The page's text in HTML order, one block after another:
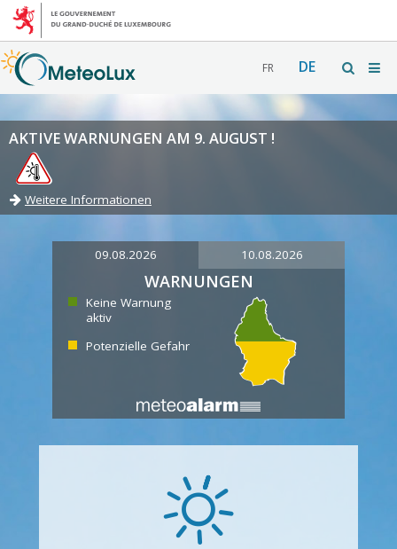
FR DE
AKTIVE WARNUNGEN AM 9. AUGUST !
Weitere Informationen
09.08.2026 10.08.2026
WARNUNGEN
Keine Warnung
aktiv
Potenzielle Gefahr